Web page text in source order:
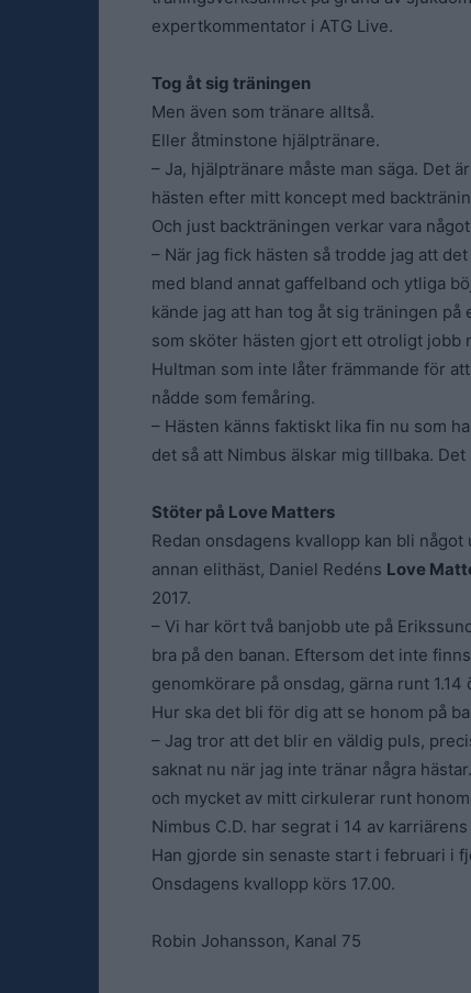
expertkommentator i ATG Live.
Tog åt sig träningen
Men även som tränare alltså.
Eller åtminstone hjälptränare.
– Ja, hjälptränare måste man säga. Det
hästen efter mitt koncept med
Och just backträningen verkar vara
– När jag fick hästen så trodde jag att
med bland annat gaffelband och ytliga
kände jag att han tog åt sig träningen på
som sköter hästen gjort ett otroligt jobb
Hultman som inte låter främmande för
nådde som femåring.
– Hästen känns faktiskt lika fin nu som
det så att Nimbus älskar mig tillbaka.
Stöter på Love Matters
Redan onsdagens kvallopp kan bli
annan elithäst, Daniel Redéns Love
2017.
– Vi har kört två banjobb ute på
bra på den banan. Eftersom det inte
genomkörare på onsdag, gärna runt
Hur ska det bli för dig att se honom på
– Jag tror att det blir en väldig puls,
saknat nu när jag inte tränar några
och mycket av mitt cirkulerar runt
Nimbus C.D. har segrat i 14 av
Han gjorde sin senaste start i februari i
Onsdagens kvallopp körs 17.00.
Robin Johansson, Kanal 75